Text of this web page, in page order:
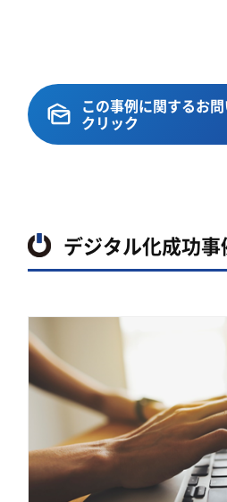
この事例に関するお
クリック
デジタル化成功事